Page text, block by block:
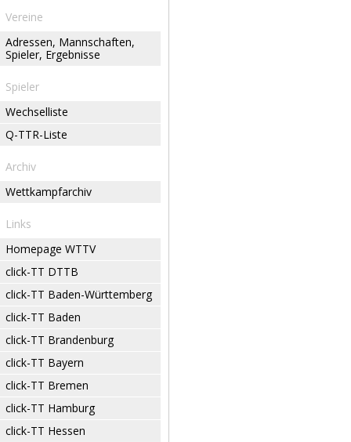
Vereine
Adressen, Mannschaften,
Spieler, Ergebnisse
Spieler
Wechselliste
Q-TTR-Liste
Archiv
Wettkampfarchiv
Links
Homepage WTTV
click-TT DTTB
click-TT Baden-Württemberg
click-TT Baden
click-TT Brandenburg
click-TT Bayern
click-TT Bremen
click-TT Hamburg
click-TT Hessen